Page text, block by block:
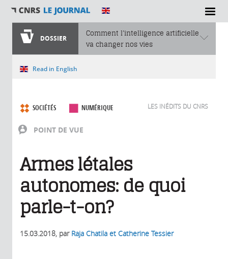
DOSSIER
Comment l’intelligence artificielle
va changer nos vies
Vous êtes ici
Read in English
POINT DE VUE
SOCIÉTÉS NUMÉRIQUE LES INÉDITS DU CNRS
Armes létales
autonomes: de quoi
parle-t-on?
15.03.2018, par Raja Chatila et Catherine Tessier